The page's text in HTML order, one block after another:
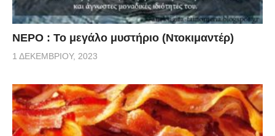
ΝΕΡΟ : Το μεγάλο μυστήριο (Ντοκιμαντέρ)
1 ΔΕΚΕΜΒΡΊΟΥ, 2023